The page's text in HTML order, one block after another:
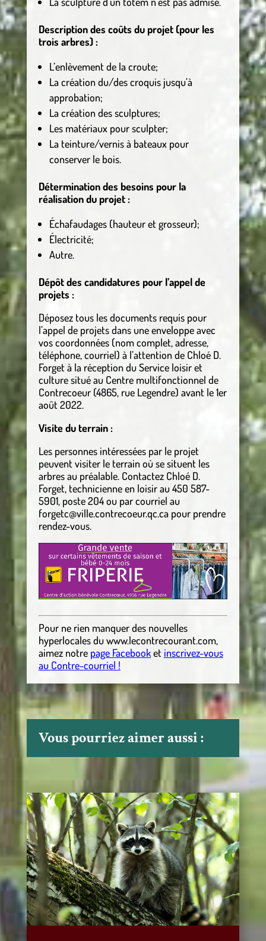
Description des coûts du projet (pour les
trois arbres) :
L’enlèvement de la croute;
La création du/des croquis jusqu’à
approbation;
La création des sculptures;
Les matériaux pour sculpter;
La teinture/vernis à bateaux pour
conserver le bois.
Détermination des besoins pour la
réalisation du projet :
Échafaudages (hauteur et grosseur);
Électricité;
Autre.
Dépôt des candidatures pour l’appel de
projets :
Déposez tous les documents requis pour
l’appel de projets dans une enveloppe avec
vos coordonnées (nom complet, adresse,
téléphone, courriel) à l’attention de Chloé D.
Forget à la réception du Service loisir et
culture situé au Centre multifonctionnel de
Contrecoeur (4865, rue Legendre) avant le 1er
août 2022.
Visite du terrain :
Les personnes intéressées par le projet
peuvent visiter le terrain où se situent les
arbres au préalable. Contactez Chloé D.
Forget, technicienne en loisir au 450 587-
5901, poste 204 ou par courriel au
forgetc@ville.contrecoeur.qc.ca pour prendre
rendez-vous.
Pour ne rien manquer des nouvelles
hyperlocalesdu www.lecontrecourant.com,
aimez notre page Facebooket inscrivez-vous
au Contre-courriel !
Vous pourriez aimer aussi :